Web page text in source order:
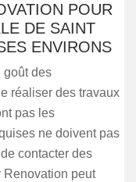
POUR
DE SAINT
ENVIRONS
goût des
réaliser des travaux
pas les
ne doivent pas
contacter des
Renovation peut